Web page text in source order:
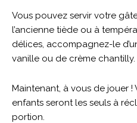
Vous pouvez servir votre
l’ancienne tiède ou à
délices, accompagnez-le
vanille ou de crème chantilly.
Maintenant, à vous de jouer !
enfants seront les seuls à
portion.